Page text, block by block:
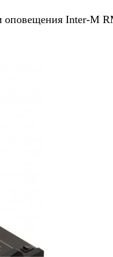
оповещения Inter-M